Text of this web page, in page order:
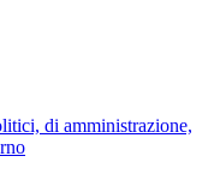
di amministrazione,